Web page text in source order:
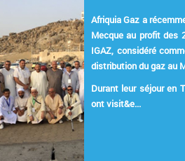
Afriquia Gaz a
Mecque au profit des
IGAZ, considéré
distribution du gaz au
Durant leur séjour en
ont visit&e...